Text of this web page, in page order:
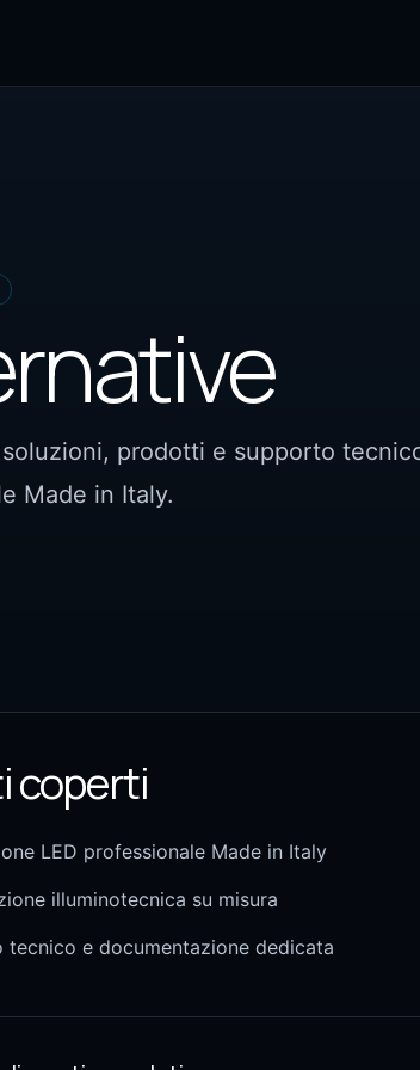
prodotti e supporto
Made in Italy.
coperti
LED professionale Made in Italy
illuminotecnica su misura
tecnico e documentazione dedicata